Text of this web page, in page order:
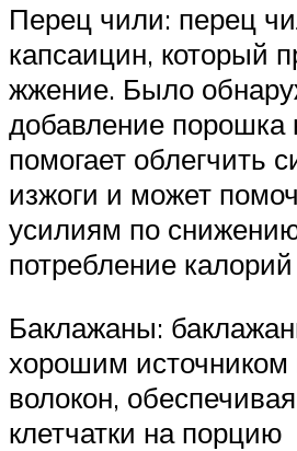
Перец чили: перец
капсаицин, который
жжение. Было
добавление порошка
помогает облегчить
изжоги и может
усилиям по
потребление калорий
Баклажаны:
хорошим
волокон,
клетчатки на порцию